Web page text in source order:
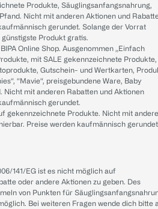
Produkte, Säuglingsanfangsnahrung,
Nicht mit anderen Aktionen und
gerundet. Solange der Vorrat
günstigste Produkt gratis.
Online Shop. Ausgenommen „Einfach
mit SALE gekennzeichnete Produkte,
Gutschein- und Wertkarten,
“Mavie“, preisgebundene Ware, Baby
Nicht mit anderen Rabatten und Aktionen
gerundet.
gekennzeichnete Produkte. Nicht mit
Preise werden kaufmännisch
141/EG ist es nicht möglich auf
oder andere Aktionen zu geben. Des
von Punkten für
Bei weiteren Fragen wende dich bitte